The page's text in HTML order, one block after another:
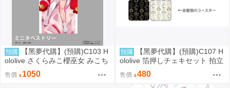
預購
【黑夢代購】(預購)C103 H
ololive さくらみこ櫻巫女 みこち
ミニタペストリー(大) 掛軸 社團
名:空色姉妹 繪師:綾香
售價 1050
預購
【黑夢代購】(預購)C107 H
ololive 箔押しチェキセット 拍立
得風卡片套組 社團名:空色姉妹
繪師:綾香
售價 480